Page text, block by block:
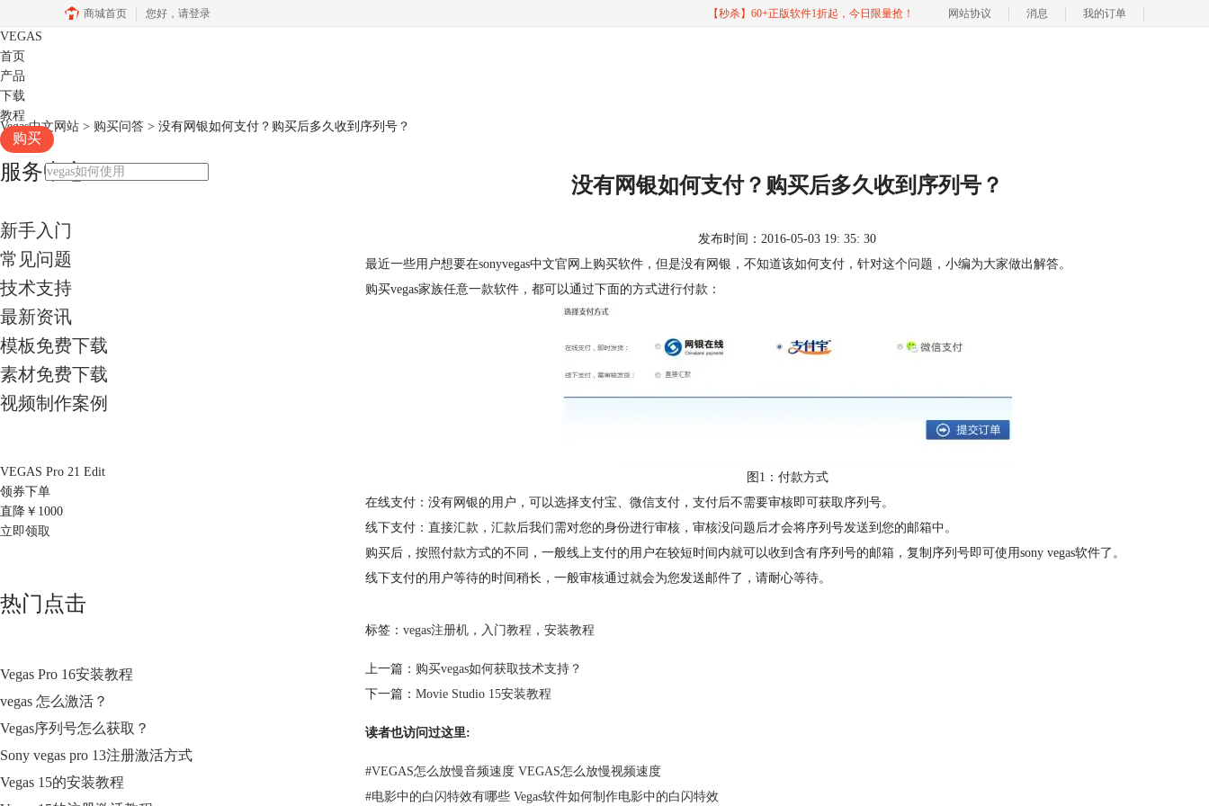
商城首页 您好， 请登录 【秒杀】60+正版软件1折起，今日限量抢！ 网站协议 消息 我的订单
VEGAS
首页
产品
下载
教程
购买
Vegas中文网站 > 购买问答 > 没有网银如何支付？购买后多久收到序列号？
服务中心
新手入门
常见问题
技术支持
最新资讯
模板免费下载
素材免费下载
视频制作案例
VEGAS Pro 21 Edit
领券下单
直降￥ 1000
立即领取
热门点击
Vegas Pro 16安装教程
vegas 怎么激活？
Vegas序列号怎么获取？
Sony vegas pro 13注册激活方式
Vegas 15的安装教程
没有网银如何支付？购买后多久收到序列号？
发布时间：2016-05-03 19: 35: 30
最近一些用户想要在sonyvegas中文官网上购买软件，但是没有网银，不知道该如何支付，针对这个问题，小编为大家做出解答。
购买vegas家族任意一款软件，都可以通过下面的方式进行付款：
图1：付款方式
在线支付：没有网银的用户，可以选择支付宝、微信支付，支付后不需要审核即可获取序列号。
线下支付：直接汇款，汇款后我们需对您的身份进行审核，审核没问题后才会将序列号发送到您的邮箱中。
购买后，按照付款方式的不同，一般线上支付的用户在较短时间内就可以收到含有序列号的邮箱，复制序列号即可使用sony vegas软件了。
线下支付的用户等待的时间稍长，一般审核通过就会为您发送邮件了，请耐心等待。
标签： vegas注册机 ， 入门教程 ， 安装教程
上一篇： 购买vegas如何获取技术支持？
下一篇： Movie Studio 15安装教程
读者也访问过这里:
#VEGAS怎么放慢音频速度 VEGAS怎么放慢视频速度
#电影中的白闪特效有哪些 Vegas软件如何制作电影中的白闪特效